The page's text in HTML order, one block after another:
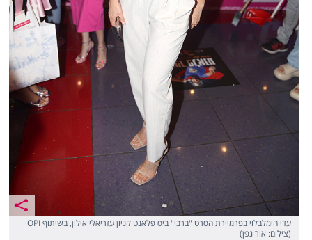
עדי הימלבלוי בפרמיירת הסרט "ברבי" ביס פלאנט קניון עזריאלי אילון, בשיתוף OPI
(צילום: אור גפן)